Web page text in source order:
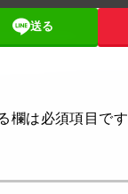
送る
欄は必須項目です